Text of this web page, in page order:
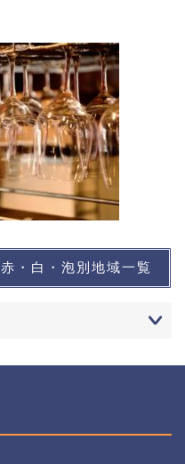
・白・泡別地域一覧
に残るワイン
ストランなど